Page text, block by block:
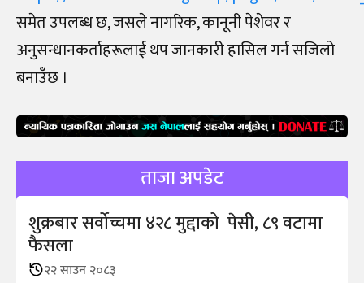
समेत उपलब्ध छ, जसले नागरिक, कानूनी पेशेवर र
अनुसन्धानकर्ताहरूलाई थप जानकारी हासिल गर्न सजिलो
बनाउँछ ।
ताजा अपडेट
शुक्रबार सर्वोच्चमा ४२८ मुद्दाको पेसी, ८९ वटामा
फैसला
२२ साउन २०८३